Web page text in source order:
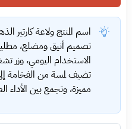
اسم المنتج ولاعة كارتير
تصميم أنيق ومضلع،
الاستخدام اليومي، وزر
تضيف لمسة من الفخامة
مميزة، وتجمع بين الأداء